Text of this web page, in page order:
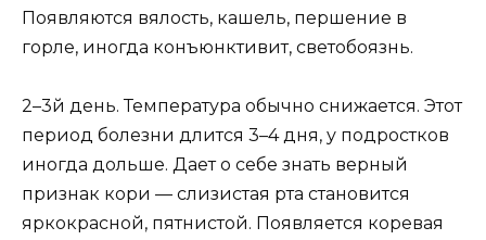
Появляются вялость, кашель, першение в
горле, иногда конъюнктивит, светобоязнь.
2–3й день. Температура обычно снижается. Этот
период болезни длится 3–4 дня, у подростков
иногда дольше. Дает о себе знать верный
признак кори — слизистая рта становится
ярко­красной, пятнистой. Появляется коревая